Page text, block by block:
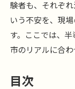
験者も、それぞ
いう不安を、現
す。ここでは、
市のリアルに合わ
目次